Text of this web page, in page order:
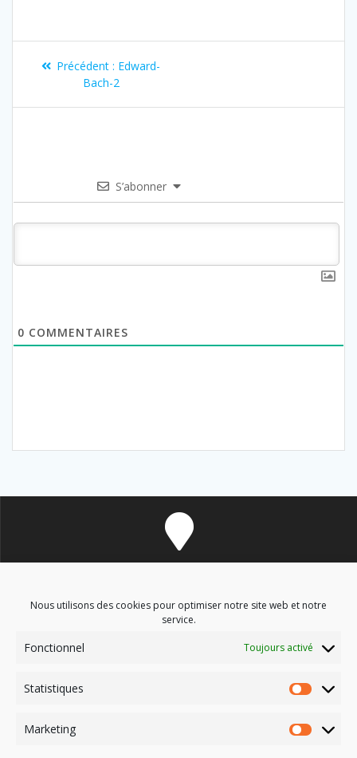
Nous utilisons des cookies pour optimiser notre site web et notre
service.
Fonctionnel Toujours activé
Statistiques
Marketing
Précédent : Edward-
Bach-2
S’abonner
0 COMMENTAIRES